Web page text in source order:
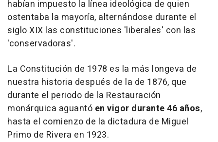
habían impuesto la línea ideológica de quien
ostentaba la mayoría, alternándose durante el
siglo XIX las constituciones 'liberales' con las
'conservadoras'.
La Constitución de 1978 es la más longeva de
nuestra historia después de la de 1876, que
durante el periodo de la Restauración
monárquica aguantó en vigor durante 46 años,
hasta el comienzo de la dictadura de Miguel
Primo de Rivera en 1923.